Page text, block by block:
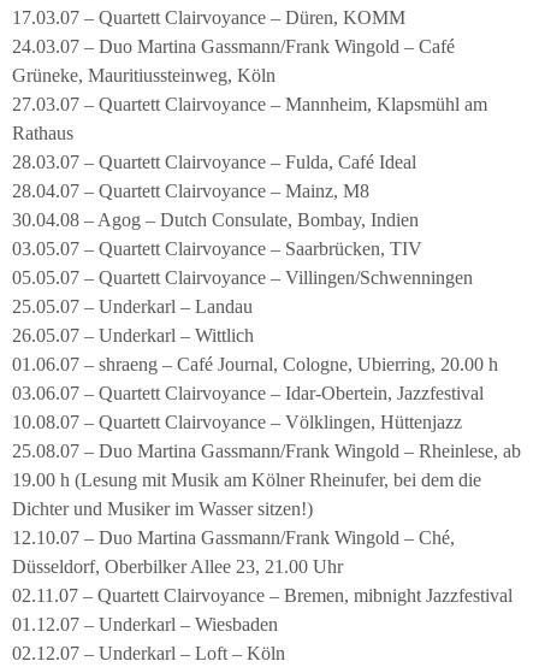
17.03.07 – Quartett Clairvoyance – Düren, KOMM
24.03.07 – Duo Martina Gassmann/Frank Wingold – Café
Grüneke, Mauritiussteinweg, Köln
27.03.07 – Quartett Clairvoyance – Mannheim, Klapsmühl am
Rathaus
28.03.07 – Quartett Clairvoyance – Fulda, Café Ideal
28.04.07 – Quartett Clairvoyance – Mainz, M8
30.04.08 – Agog – Dutch Consulate, Bombay, Indien
03.05.07 – Quartett Clairvoyance – Saarbrücken, TIV
05.05.07 – Quartett Clairvoyance – Villingen/Schwenningen
25.05.07 – Underkarl – Landau
26.05.07 – Underkarl – Wittlich
01.06.07 – shraeng – Café Journal, Cologne, Ubierring, 20.00 h
03.06.07 – Quartett Clairvoyance – Idar-Obertein, Jazzfestival
10.08.07 – Quartett Clairvoyance – Völklingen, Hüttenjazz
25.08.07 – Duo Martina Gassmann/Frank Wingold – Rheinlese, ab
19.00 h (Lesung mit Musik am Kölner Rheinufer, bei dem die
Dichter und Musiker im Wasser sitzen!)
12.10.07 – Duo Martina Gassmann/Frank Wingold – Ché,
Düsseldorf, Oberbilker Allee 23, 21.00 Uhr
02.11.07 – Quartett Clairvoyance – Bremen, mibnight Jazzfestival
01.12.07 – Underkarl – Wiesbaden
02.12.07 – Underkarl – Loft – Köln